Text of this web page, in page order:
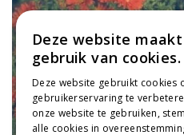
Deze website maakt
gebruik van cookies.
Deze website gebruikt cookies
gebruikerservaring te
onze website te gebruiken,
alle cookies in